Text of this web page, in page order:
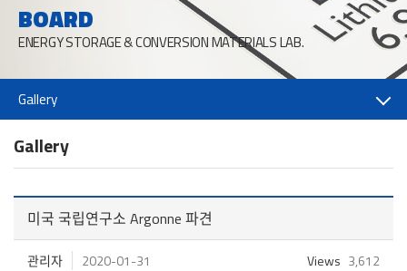
BOARD
ENERGY STORAGE & CONVERSION MATERIALS LAB.
Gallery
Gallery
미국 국립연구소 Argonne 파견
관리자 2020-01-31 Views 3,612